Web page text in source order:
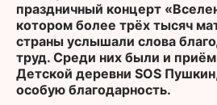
праздничный концерт
котором более трёх тысяч
страны услышали слова
труд. Среди них были и
Детской деревни SOS
особую благодарность.